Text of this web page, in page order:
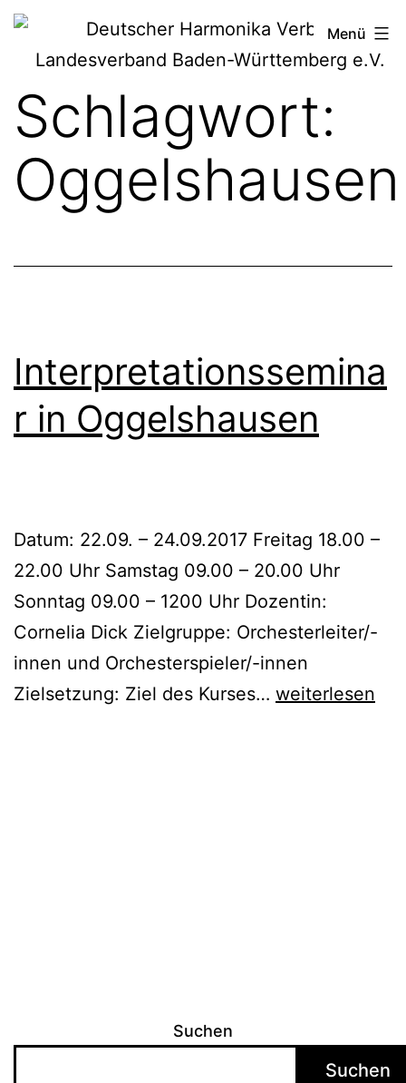
Zum
Deutscher
Harmonika-
Verband
Menü
Schlagwort:
Oggelshausen
Interpretationssemina
r in Oggelshausen
Datum: 22.09. – 24.09.2017 Freitag 18.00 –
22.00 Uhr Samstag 09.00 – 20.00 Uhr
Sonntag 09.00 – 1200 Uhr Dozentin:
Cornelia Dick Zielgruppe: Orchesterleiter/-
innen und Orchesterspieler/-innen
Zielsetzung: Ziel des Kurses… weiterlesen
Suchen
Suchen